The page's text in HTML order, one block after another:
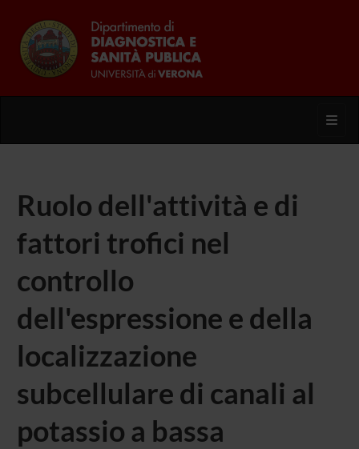
Ruolo dell'attività e di
fattori trofici nel
controllo
dell'espressione e della
localizzazione
subcellulare di canali al
potassio a bassa